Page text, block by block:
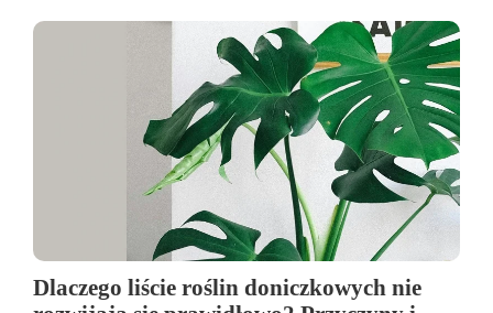
Dlaczego liście roślin doniczkowych nie